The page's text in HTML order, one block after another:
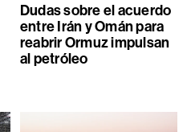
Dudas sobre el acuerdo
entre Irán y Omán para
reabrir Ormuz impulsan
al petróleo